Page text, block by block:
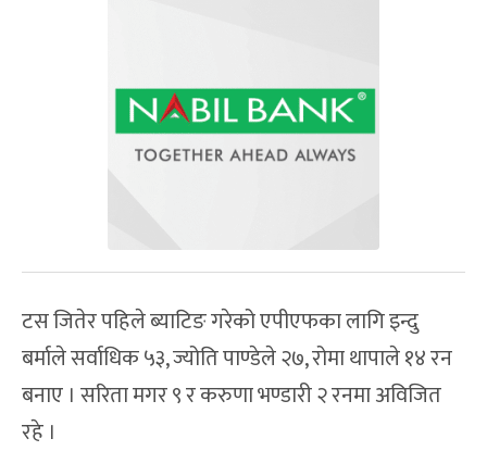
टस जितेर पहिले ब्याटिङ गरेको एपीएफका लागि इन्दु
बर्माले सर्वाधिक ५३, ज्योति पाण्डेले २७, रोमा थापाले १४ रन
बनाए । सरिता मगर ९ र करुणा भण्डारी २ रनमा अविजित
रहे ।